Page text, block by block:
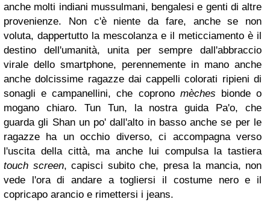
anche molti indiani mussulmani, bengalesi e genti di altre
provenienze. Non c'è niente da fare, anche se non
voluta, dappertutto la mescolanza e il meticciamento è il
destino dell'umanità, unita per sempre dall'abbraccio
virale dello smartphone, perennemente in mano anche
anche dolcissime ragazze dai cappelli colorati ripieni di
sonagli e campanellini, che coprono mèches bionde o
mogano chiaro. Tun Tun, la nostra guida Pa'o, che
guarda gli Shan un po' dall'alto in basso anche se per le
ragazze ha un occhio diverso, ci accompagna verso
l'uscita della città, ma anche lui compulsa la tastiera
touch screen, capisci subito che, presa la mancia, non
vede l'ora di andare a togliersi il costume nero e il
copricapo arancio e rimettersi i jeans.